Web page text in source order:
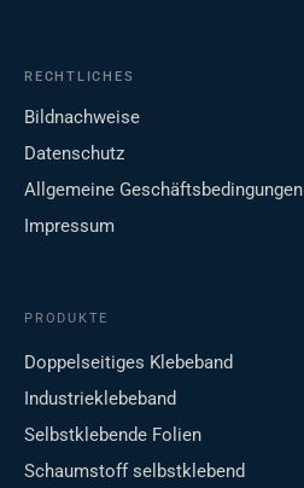
RECHTLICHES
Bildnachweise
Datenschutz
Allgemeine Geschäftsbedingungen
Impressum
PRODUKTE
Doppelseitiges Klebeband
Industrieklebeband
Selbstklebende Folien
Schaumstoff selbstklebend